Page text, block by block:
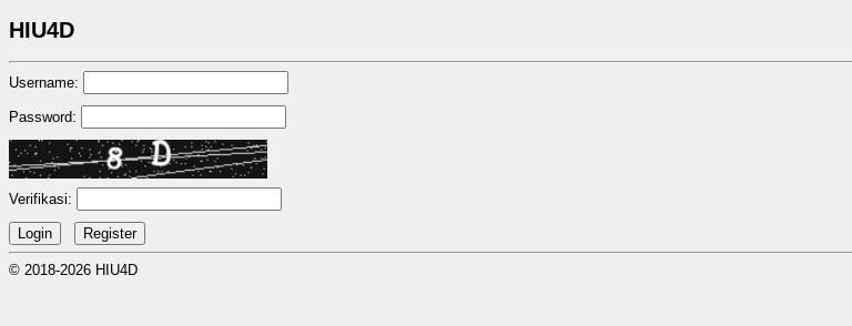
HIU4D
Username:
Password:
Verifikasi:
© 2018-2026 HIU4D